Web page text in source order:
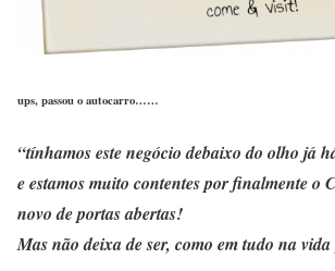
ups, passou o autocarro……
“tínhamos este negócio debaixo do olho já
e estamos muito contentes por finalmente o
novo de portas abertas!
Mas não deixa de ser, como em tudo na